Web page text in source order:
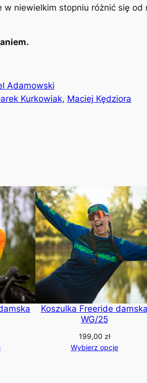
niewielkim stopniu różnić się
Adamowski
Kurkowiak, Maciej Kędziora
Koszulka Freeride damska
WG/25
199,00 zł
Wybierz opcje